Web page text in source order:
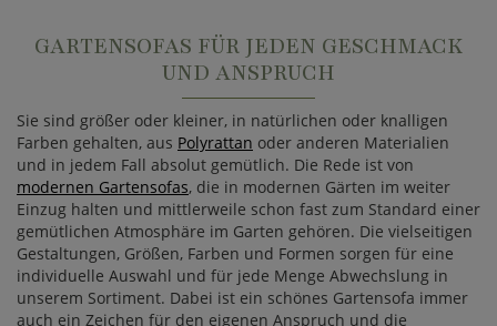
GARTENSOFAS FÜR JEDEN GESCHMACK
UND ANSPRUCH
Sie sind größer oder kleiner, in natürlichen oder knalligen
Farben gehalten, aus Polyrattan oder anderen Materialien
und in jedem Fall absolut gemütlich. Die Rede ist von
modernen Gartensofas, die in modernen Gärten im weiter
Einzug halten und mittlerweile schon fast zum Standard einer
gemütlichen Atmosphäre im Garten gehören. Die vielseitigen
Gestaltungen, Größen, Farben und Formen sorgen für eine
individuelle Auswahl und für jede Menge Abwechslung in
unserem Sortiment. Dabei ist ein schönes Gartensofa immer
auch ein Zeichen für den eigenen Anspruch und die